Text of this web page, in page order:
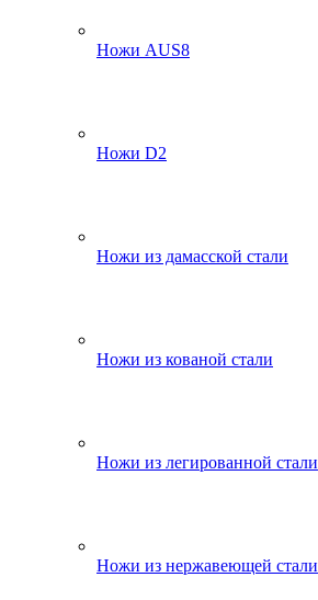
Ножи AUS8
Ножи D2
Ножи из дамасской стали
Ножи из кованой стали
Ножи из легированной стали
Ножи из нержавеющей стали